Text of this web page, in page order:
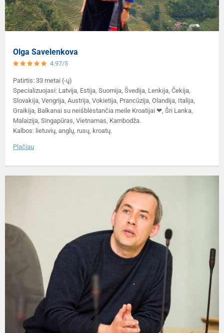
Olga Savelenkova
4.97/5
Patirtis: 33 metai (-ų)
Specializuojasi: Latvija, Estija, Suomija, Švedija, Lenkija, Čekija,
Slovakija, Vengrija, Austrija, Vokietija, Prancūzija, Olandija, Italija,
Graikija, Balkanai su neišblėstančia meile Kroatijai ❤, Šri Lanka,
Malaizija, Singapūras, Vietnamas, Kambodža.
Kalbos: lietuvių, anglų, rusų, kroatų.
Plačiau